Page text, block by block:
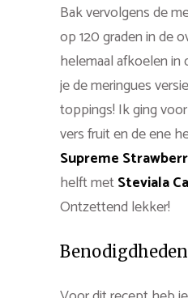
Bak vervolgens de
op 120 graden in de
helemaal afkoelen in
je de meringues
toppings! Ik ging
vers fruit en de ene
Supreme
helft metSteviala
Ontzettend lekker!
Benodigdheden